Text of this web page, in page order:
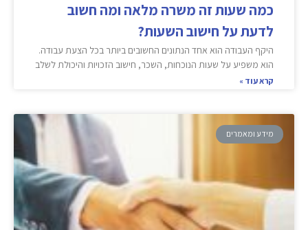
כמה שעות זה משרה מלאה ומה חשוב
לדעת על חישוב השעות?
היקף העבודה הוא אחד הנתונים החשובים ביותר בכל הצעת עבודה.
הוא משפיע על שעות הנוכחות, השכר, חישוב הזכויות והיכולת לשלב
קרא עוד »
מידע ומאמרים